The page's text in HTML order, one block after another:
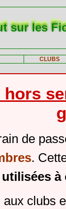
sur les
CLUBS
hors
de
.
clubs